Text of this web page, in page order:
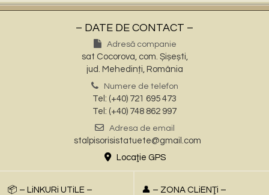
– DATE DE CONTACT –
Adresă companie
sat Cocorova, com. Șișești,
jud. Mehedinți, România
Numere de telefon
Tel: (+40) 721 695 473
Tel: (+40) 748 862 997
Adresa de email
stalpisorisistatuete@gmail.com
Locaţie GPS
📦 – LiNKURi UTiLE – 👤 – ZONA CLiENŢi –